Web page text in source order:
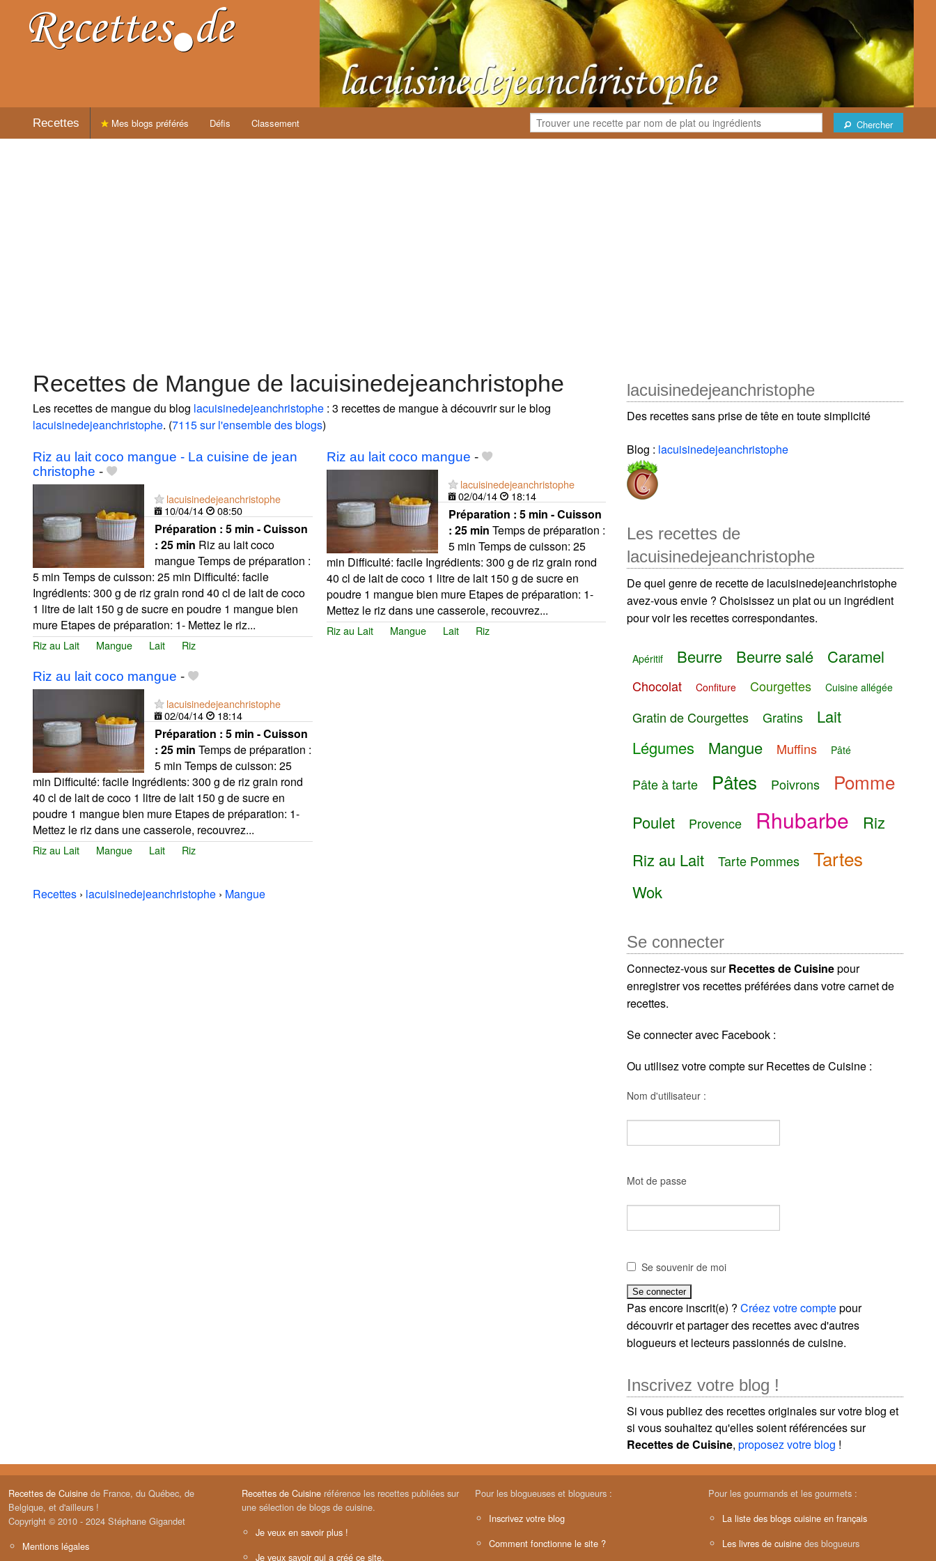
Recettes Chercher
Mes blogs préférés Défis Classement
Recettes de Mangue de lacuisinedejeanchristophe
Les recettes de mangue du blog lacuisinedejeanchristophe : 3 recettes de mangue à découvrir sur le blog
lacuisinedejeanchristophe. (7115 sur l'ensemble des blogs)
Riz au lait coco mangue - La cuisine de jean
christophe -
lacuisinedejeanchristophe
10/04/14
08:50
Préparation : 5 min - Cuisson
: 25 min Riz au lait coco
mangue Temps de préparation :
5 min Temps de cuisson: 25 min Difficulté: facile
Ingrédients: 300 g de riz grain rond 40 cl de lait de coco
1 litre de lait 150 g de sucre en poudre 1 mangue bien
mure Etapes de préparation: 1- Mettez le riz...
Riz au Lait Mangue Lait Riz
Riz au lait coco mangue -
lacuisinedejeanchristophe
02/04/14
18:14
Préparation : 5 min - Cuisson
: 25 min Temps de préparation :
5 min Temps de cuisson: 25
min Difficulté: facile Ingrédients: 300 g de riz grain rond
40 cl de lait de coco 1 litre de lait 150 g de sucre en
poudre 1 mangue bien mure Etapes de préparation: 1-
Mettez le riz dans une casserole, recouvrez...
Riz au Lait Mangue Lait Riz
Riz au lait coco mangue -
lacuisinedejeanchristophe
02/04/14
18:14
Préparation : 5 min - Cuisson
: 25 min Temps de préparation :
5 min Temps de cuisson: 25
min Difficulté: facile Ingrédients: 300 g de riz grain rond
40 cl de lait de coco 1 litre de lait 150 g de sucre en
poudre 1 mangue bien mure Etapes de préparation: 1-
Mettez le riz dans une casserole, recouvrez...
Riz au Lait Mangue Lait Riz
Recettes › lacuisinedejeanchristophe › Mangue
lacuisinedejeanchristophe
Des recettes sans prise de tête en toute simplicité
Blog : lacuisinedejeanchristophe
Les recettes de
lacuisinedejeanchristophe
De quel genre de recette de lacuisinedejeanchristophe
avez-vous envie ? Choisissez un plat ou un ingrédient
pour voir les recettes correspondantes.
Apéritif Beurre Beurre salé Caramel
Chocolat Confiture Courgettes Cuisine allégée
Gratin de Courgettes Gratins
Lait
Légumes
Mangue Muffins Pâté
Pâte à tarte Pâtes Poivrons Pomme
Poulet Provence Rhubarbe
Riz
Riz au Lait
Tarte Pommes Tartes
Wok
Se connecter
Connectez-vous surRecettes de Cuisinepour
enregistrer vos recettes préférées dans votre carnet de
recettes.
Se connecter avec Facebook :
Ou utilisez votre compte sur Recettes de Cuisine :
Nom d'utilisateur :
Mot de passe
Se souvenir de moi
Pas encore inscrit(e) ?Créez votre comptepour
découvrir et partager des recettes avec d'autres
blogueurs et lecteurs passionnés de cuisine.
Inscrivez votre blog !
Si vous publiez des recettes originales sur votre blog et
si vous souhaitez qu'elles soient référencées sur
Recettes de Cuisine,proposez votre blog !
Recettes de Cuisine de France, du Québec, de
Belgique, et d'ailleurs !
Copyright © 2010 - 2024 Stéphane Gigandet
Mentions légales
Recettes de Cuisine référence les recettes publiées sur
une sélection de blogs de cuisine.
Je veux en savoir plus !
Je veux savoir qui a créé ce site.
Pour les blogueuses et blogueurs :
Inscrivez votre blog
Comment fonctionne le site ?
Pour les gourmands et les gourmets :
La liste des blogs cuisine en français
Les livres de cuisine des blogueurs